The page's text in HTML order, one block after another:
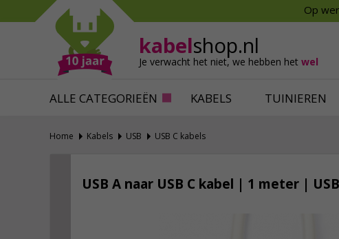
Op
kabelshop.nl
Je verwacht het niet, we hebben het wel
ALLE CATEGORIEËN KABELS TUINIEREN
Mollen verjagen
Slakken bestrijden
Katten verjagen
Alles tegen ongedierte
Verfbenodigdheden
Behangbenodigdheden
Ventilatie
Home Kabels USB USB C kabels
USB A naar USB C kabel | 1 meter |